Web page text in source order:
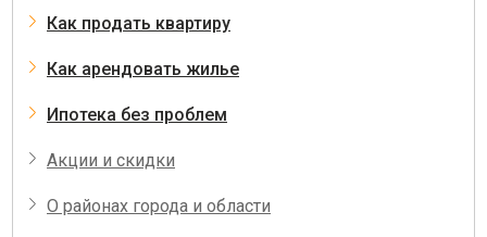
Как продать квартиру
Как арендовать жилье
Ипотека без проблем
Акции и скидки
О районах города и области